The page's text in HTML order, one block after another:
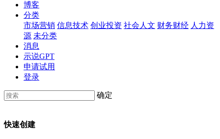
博客
分类
市场营销 信息技术 创业投资 社会人文 财务财经 人力资
源 未分类
消息
示说GPT
申请试用
登录
确定
快速创建